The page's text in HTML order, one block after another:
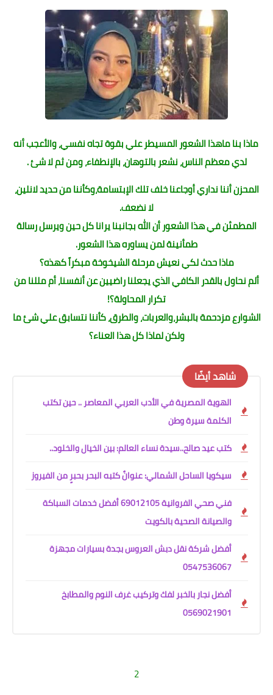
تشخيصات طبية
منوعات
ماذا بنا ماهذا الشعور المسيطر علي بقوة تجاه نفسي، والأعجب أنه
لدي معظم الناس، نشعر بالتوهان، بالإنطفاء، ومن ثم لا شئ .
المحزن أننا نداري أوجاعنا خلف تلك الإبتسامة،وكأننا من حديد لانلين،
لا نضعف.
المطمئن في هذا الشعور أن الله بجانبنا يرانا كل حين ويرسل رسالة
طمأنينة لمن يساوره هذا الشعور.
ماذا حدث لكي نعيش مرحلة الشيخوخة مبكراً كهذه؟
ألم نحاول بالقدر الكافي الذي يجعلنا راضيين عن أنفسنا، أم مللنا من
تكرار المحاولة؟!
الشوارع مزدحمة بالبشر،والعربات، والطرق، كأننا نتسابق علي شئ ما
ولكن لماذا كل هذا العناء؟
شاهد أيضًا
الهوية المصرية في الأدب العربي المعاصر .. حين تكتب
الكلمة سيرة وطن
كتب عيد صالح..سيدة نساء العالم: بين الخيال والخلود..
سيكويا الساحل الشمالي: عنوانٌ كتبه البحر بحبرٍ من الفيروز
فني صحي الفروانية 69012105 أفضل خدمات السباكة
والصيانة الصحية بالكويت
أفضل شركة نقل دبش العروس بجدة بسيارات مجهزة
0547536067
أفضل نجار بالخبر لفك وتركيب غرف النوم والمطابخ
0569021901
2